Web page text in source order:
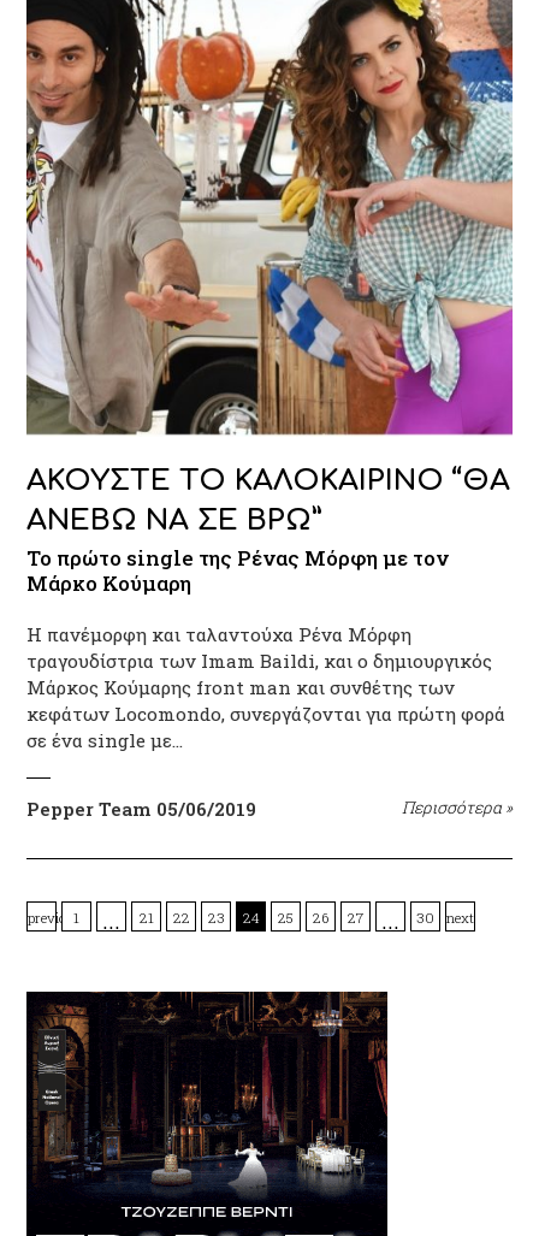
ΑΚΟΥΣΤΕ ΤΟ ΚΑΛΟΚΑΙΡΙΝΟ “ΘΑ
ΑΝΕΒΩ ΝΑ ΣΕ ΒΡΩ”
Το πρώτο single της Ρένας Μόρφη με τον
Μάρκο Κούμαρη
Η πανέμορφη και ταλαντούχα Ρένα Μόρφη
τραγουδίστρια των Imam Baildi, και ο δημιουργικός
Μάρκος Κούμαρης front man και συνθέτης των
κεφάτων Locomondo, συνεργάζονται για πρώτη φορά
σε ένα single με…
Pepper Team 05/06/2019 Περισσότερα »
previous1 … 21 22 23 24 25 26 27 … 30 next